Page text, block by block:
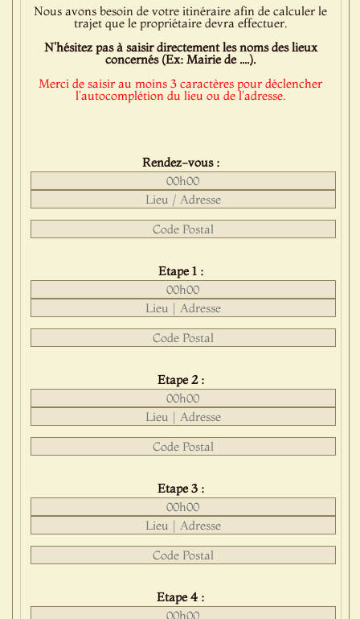
Nous avons besoin de votre itinéraire afin de calculer le
trajet que le propriétaire devra effectuer.
N'hésitez pas à saisir directement les noms des lieux
concernés (Ex: Mairie de ....).
Merci de saisir au moins 3 caractères pour déclencher
l'autocomplétion du lieu ou de l'adresse.
Rendez-vous :
Etape 1 :
Etape 2 :
Etape 3 :
Etape 4 :